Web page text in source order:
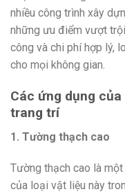
nhiều công trình xây
những ưu điểm vượt
công và chi phí hợp lý,
cho mọi không gian.
Các ứng dụng
trang trí
1. Tường thạch cao
Tường thạch cao là
của loại vật liệu này